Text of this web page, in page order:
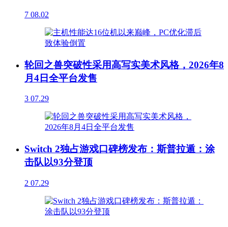
7 08.02
轮回之兽突破性采用高写实美术风格，2026年8
月4日全平台发售
3 07.29
Switch 2独占游戏口碑榜发布：斯普拉遁：涂
击队以93分登顶
2 07.29